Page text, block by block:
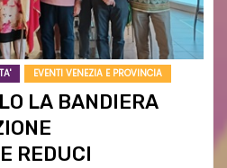
EVENTI VENEZIA E PROVINCIA
LA BANDIERA
REDUCI